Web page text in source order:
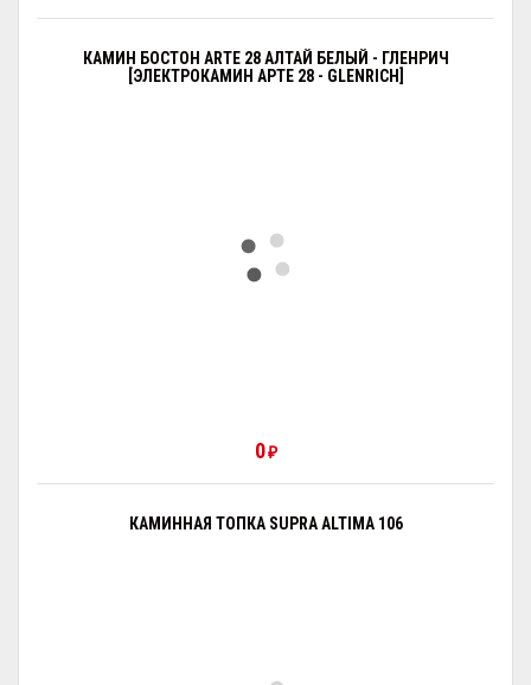
КАМИН БОСТОН ARTE 28 АЛТАЙ БЕЛЫЙ - ГЛЕНРИЧ
[ЭЛЕКТРОКАМИН АРТЕ 28 - GLENRICH]
0₽
КАМИННАЯ ТОПКА SUPRA ALTIMA 106